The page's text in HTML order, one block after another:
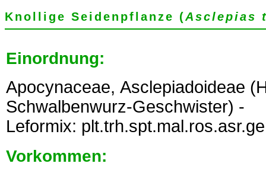
Knollige Seidenpflanze (Asclepias
Einordnung:
Apocynaceae, Asclepiadoideae
Schwalbenwurz-Geschwister) -
Leformix:
Vorkommen: